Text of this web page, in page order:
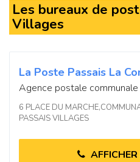
Les bureaux de
Villages
La Poste Passais La
Agence postale communale
6 PLACE DU
PASSAIS VILLAGES